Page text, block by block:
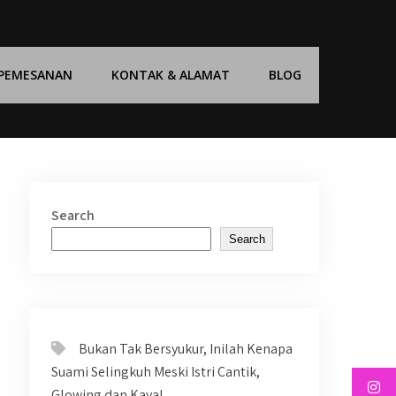
KONTAK & ALAMAT BLOG
Search
Search
Bukan Tak Bersyukur, Inilah Kenapa
Suami Selingkuh Meski Istri Cantik,